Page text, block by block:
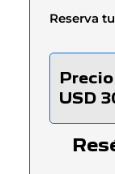
Reserva
USD